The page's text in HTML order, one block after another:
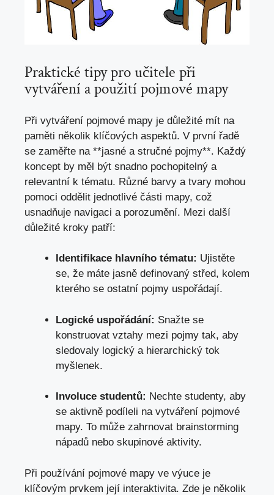
Praktické tipy pro učitele při
vytváření a použití pojmové mapy
Při vytváření pojmové mapy je důležité mít na
paměti několik klíčových aspektů. V první řadě
se zaměřte na **jasné a stručné pojmy**. Každý
koncept by měl být snadno pochopitelný a
relevantní k tématu. Různé barvy a tvary mohou
pomoci oddělit jednotlivé části mapy, což
usnadňuje navigaci a porozumění. Mezi další
důležité kroky patří:
Identifikace hlavního tématu: Ujistěte
se, že máte jasně definovaný střed, kolem
kterého se ostatní pojmy uspořádají.
Logické uspořádání: Snažte se
konstruovat vztahy mezi pojmy tak, aby
sledovaly logický a hierarchický tok
myšlenek.
Involuce studentů: Nechte studenty, aby
se aktivně podíleli na vytváření pojmové
mapy. To může zahrnovat brainstorming
nápadů nebo skupinové aktivity.
Při používání pojmové mapy ve výuce je
klíčovým prvkem její interaktivita. Zde je několik